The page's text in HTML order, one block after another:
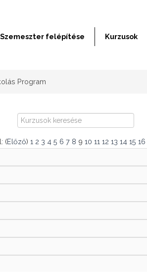
Szemeszter felépítése Kurzusok
Program
keresése
(Előző)1 2 3 4 5 6 7 8 9 10 11 12 13 14 15 16